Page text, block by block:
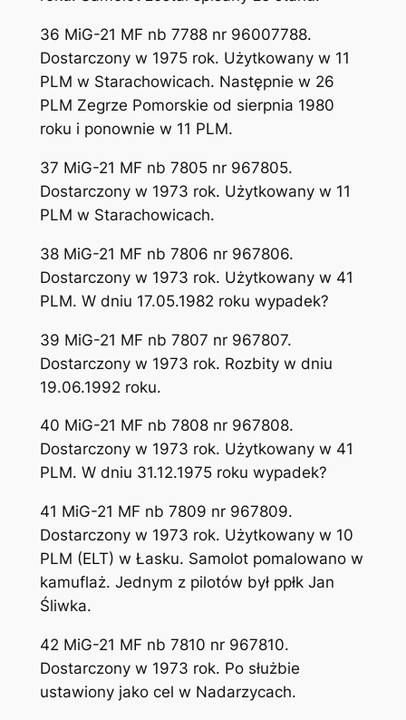
36 MiG-21 MF nb 7788 nr 96007788.
Dostarczony w 1975 rok. Użytkowany w 11
PLM w Starachowicach. Następnie w 26
PLM Zegrze Pomorskie od sierpnia 1980
roku i ponownie w 11 PLM.
37 MiG-21 MF nb 7805 nr 967805.
Dostarczony w 1973 rok. Użytkowany w 11
PLM w Starachowicach.
38 MiG-21 MF nb 7806 nr 967806.
Dostarczony w 1973 rok. Użytkowany w 41
PLM. W dniu 17.05.1982 roku wypadek?
39 MiG-21 MF nb 7807 nr 967807.
Dostarczony w 1973 rok. Rozbity w dniu
19.06.1992 roku.
40 MiG-21 MF nb 7808 nr 967808.
Dostarczony w 1973 rok. Użytkowany w 41
PLM. W dniu 31.12.1975 roku wypadek?
41 MiG-21 MF nb 7809 nr 967809.
Dostarczony w 1973 rok. Użytkowany w 10
PLM (ELT) w Łasku. Samolot pomalowano w
kamuflaż. Jednym z pilotów był ppłk Jan
Śliwka.
42 MiG-21 MF nb 7810 nr 967810.
Dostarczony w 1973 rok. Po służbie
ustawiony jako cel w Nadarzycach.